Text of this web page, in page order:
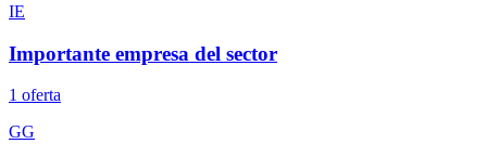
IE
Importante empresa del sector
1 oferta
GG